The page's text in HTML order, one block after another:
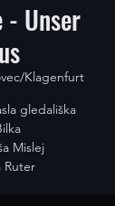
- Unser
Klagenfurt
gledališka
Mislej
Ruter